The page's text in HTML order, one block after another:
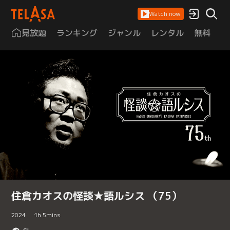
Watch now
見放題 ランキング ジャンル レンタル 無料
住倉カオスの怪談★語ルシス （75）
2024 1h 5mins